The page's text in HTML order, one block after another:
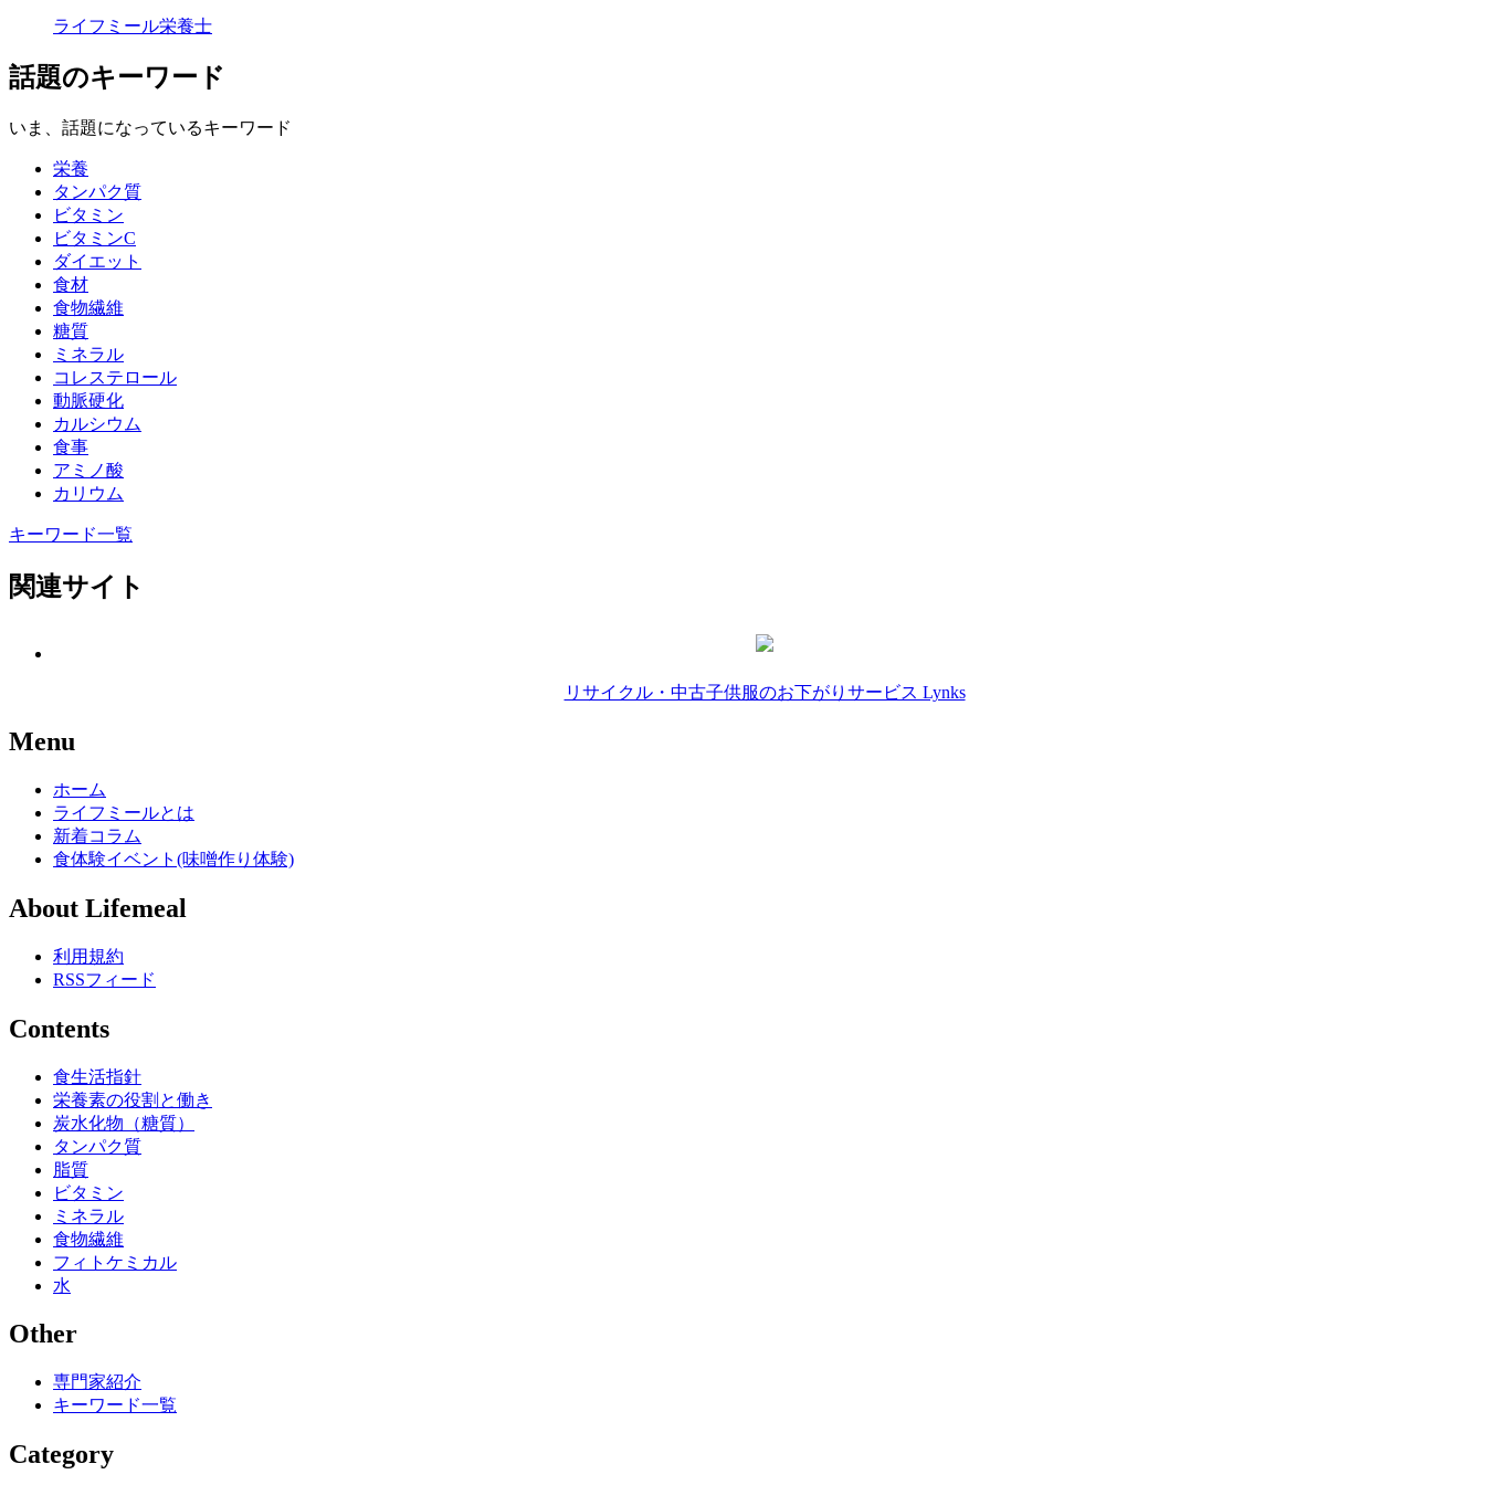
ライフミール栄養士
話題のキーワード
いま、話題になっているキーワード
栄養
タンパク質
ビタミン
ビタミンC
ダイエット
食材
食物繊維
糖質
ミネラル
コレステロール
動脈硬化
カルシウム
食事
アミノ酸
カリウム
キーワード一覧
関連サイト
リサイクル・中古子供服のお下がりサービス Lynks
Menu
ホーム
ライフミールとは
新着コラム
食体験イベント(味噌作り体験)
About Lifemeal
利用規約
RSSフィード
Contents
食生活指針
栄養素の役割と働き
炭水化物（糖質）
タンパク質
脂質
ビタミン
ミネラル
食物繊維
フィトケミカル
水
Other
専門家紹介
キーワード一覧
Category